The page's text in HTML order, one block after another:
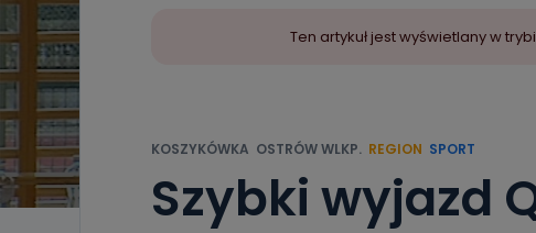
Ten artykuł jest wyświetlany w
KOSZYKÓWKA OSTRÓW WLKP. REGION SPORT
Szybki wyjazd